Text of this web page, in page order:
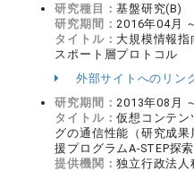
研究種目：基盤研究(B)
研究期間： 2016年04月
タイトル： 大規模情報指
スポート層プロトコル
外部サイトへのリン
研究期間： 2013年08月
タイトル：仮想コンテン
グの通信性能（研究成
援プログラムA-STEP探索
提供機関：独立行政法人